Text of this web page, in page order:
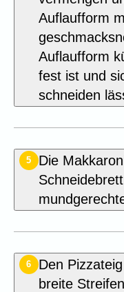
Auflaufform
Auflaufform
fest ist und
schneiden
5
Die
6
Den
breite